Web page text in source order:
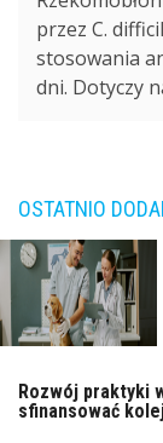
przez C.
stosowania
dni. Dotyczy
OSTATNIO
Rozwój praktyki
sfinansować